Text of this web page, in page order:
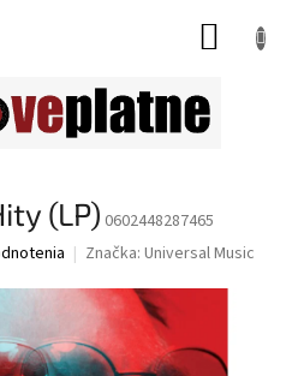
(LP) 0602448287465
Značka: Universal Music